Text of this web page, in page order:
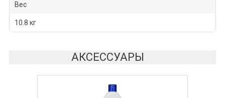
Вес
10.8 кг
АКСЕССУАРЫ